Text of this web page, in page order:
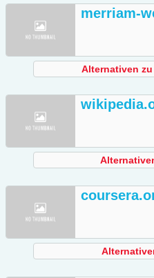
merriam-
Alternativen